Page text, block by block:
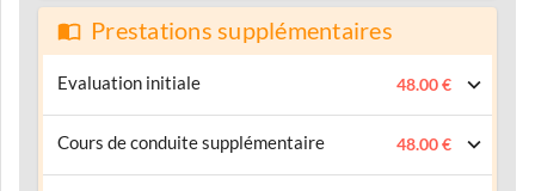
Prestations supplémentaires
Evaluation initiale 48.00 €
Cours de conduite supplémentaire 48.00 €